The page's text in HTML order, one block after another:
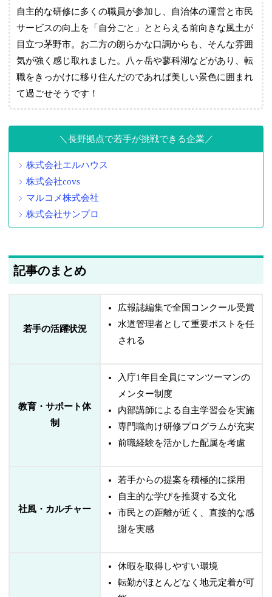
自主的な研修に多くの職員が参加し、自治体の運営と市民
サービスの向上を「自分ごと」ととらえる前向きな風土が
目立つ茅野市。お二方の朗らかな口調からも、そんな雰囲
気が強く感じ取れました。八ヶ岳や蓼科湖などがあり、転
職をきっかけに移り住んだのであれば美しい景色に囲まれ
て過ごせそうです！
長野拠点で若手が挑戦できる企業
株式会社エルハウス
株式会社covs
マルコメ株式会社
株式会社サンプロ
記事のまとめ
若手の活躍状況
広報誌編集で全国コンクール受賞
水道管理者として重要ポストを任
される
教育・サポート体
制
入庁1年目全員にマンツーマンの
メンター制度
内部講師による自主学習会を実施
専門職向け研修プログラムが充実
前職経験を活かした配属を考慮
社風・カルチャー
若手からの提案を積極的に採用
自主的な学びを推奨する文化
市民との距離が近く、直接的な感
謝を実感
休暇を取得しやすい環境
転勤がほとんどなく地元定着が可